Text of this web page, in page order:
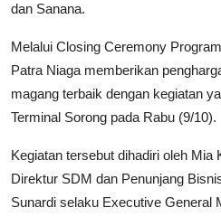
dan Sanana.
Melalui Closing Ceremony
Patra Niaga memberikan
magang terbaik dengan kegiatan
Terminal Sorong pada Rabu (9/10).
Kegiatan tersebut dihadiri oleh Mia
Direktur SDM dan Penunjang
Sunardi selaku Executive General